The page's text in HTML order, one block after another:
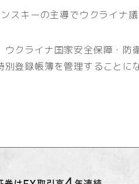
スキーの主導でウクライナ
ウクライナ国家安全保障・防
別登録帳簿を管理することに